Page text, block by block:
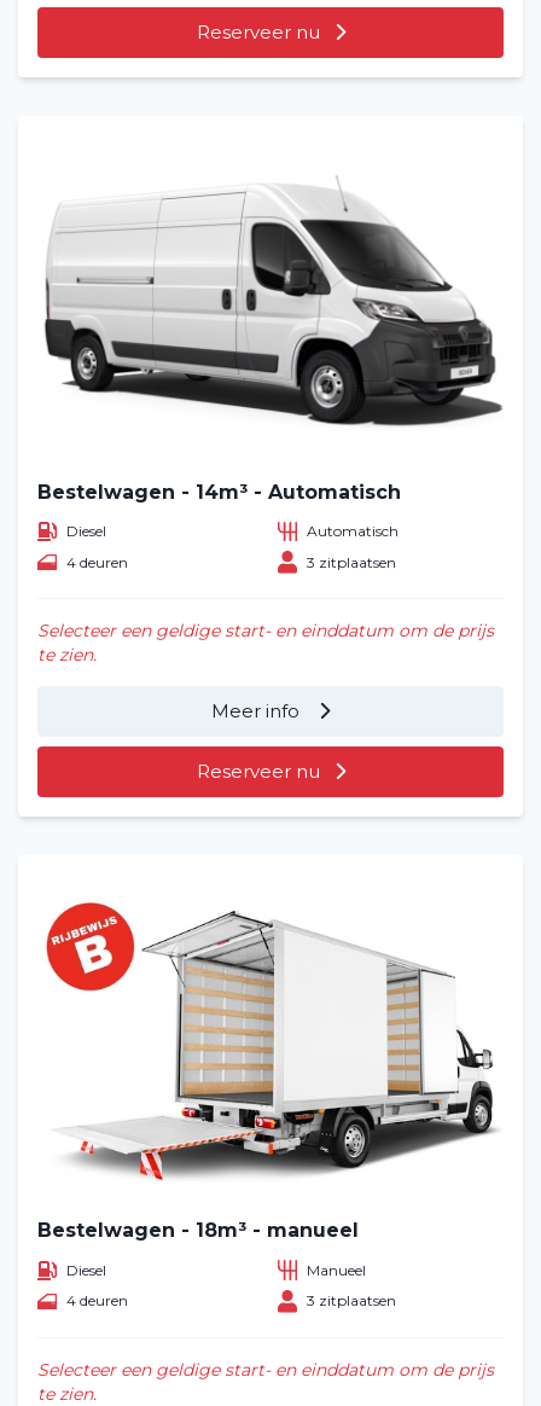
Voertuig huren
Lange termijn
Over ons
Blog
Veelgestelde vragen (FAQ)
Filialen
Reserveer nu
Bestelwagen - 14m³ - Automatisch
Diesel
Automatisch
4 deuren
3 zitplaatsen
Selecteer een geldige start- en einddatum om de prijs
te zien.
Meer info
Reserveer nu
Bestelwagen - 18m³ - manueel
Diesel
Manueel
4 deuren
3 zitplaatsen
Selecteer een geldige start- en einddatum om de prijs
te zien.